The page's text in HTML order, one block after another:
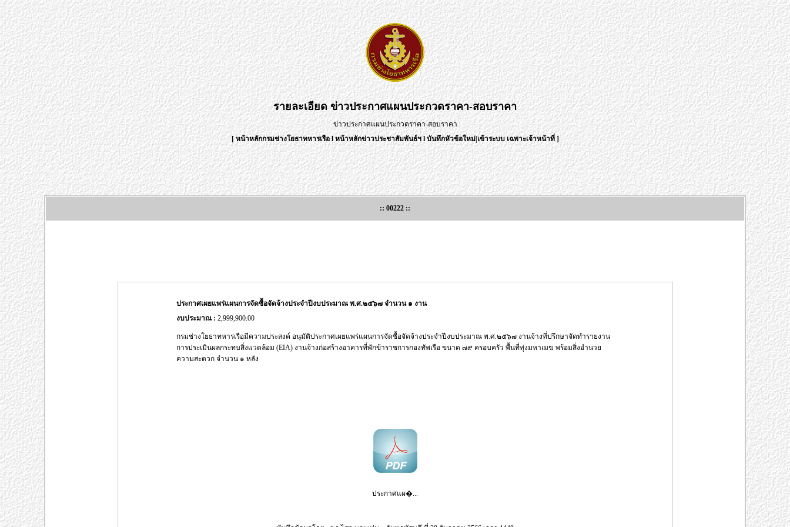
รายละเอียดข่าวประกาศแผนประกวดราคา-สอบราคา
ข่าวประกาศแผนประกวดราคา-สอบราคา
[หน้าหลักกรมช่างโยธาทหารเรือlหน้าหลักข่าวประชาสัมพันธ์ฯlบันทึกหัวข้อใหม่|เข้าระบบ เฉพาะเจ้าหน้าที่]
:: 00222 ::
ประกาศเผยแพร่แผนการจัดซื้อจัดจ้างประจำปีงบประมาณ พ.ศ.๒๕๖๗ จำนวน ๑ งาน
งบประมาณ : 2,999,900.00
กรมช่างโยธาทหารเรือมีความประสงค์ อนุมัติประกาศเผยแพร่แผนการจัดซื้อจัดจ้างประจำปีงบประมาณ พ.ศ.๒๕๖๗ งานจ้างที่ปรึกษาจัดทำรายงาน
การประเมินผลกระทบสิ่งแวดล้อม (EIA) งานจ้างก่อสร้างอาคารที่พักข้าราชการกองทัพเรือ ขนาด ๗๙ ครอบครัว พื้นที่ทุ่งมหาเมฆ พร้อมสิ่งอำนวย
ความสะดวก จำนวน ๑ หลัง
ประกาศแผ�...